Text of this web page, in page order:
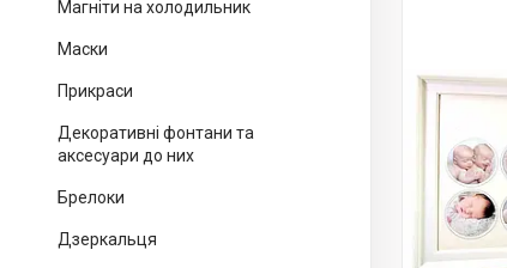
Магніти на холодильник
Маски
Прикраси
Декоративні фонтани та
аксесуари до них
Брелоки
Дзеркальця